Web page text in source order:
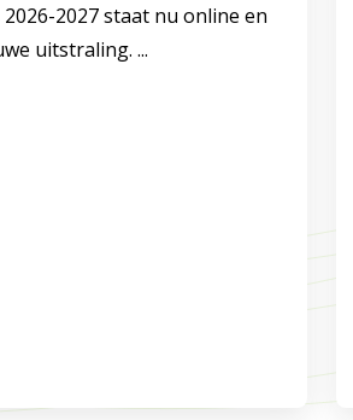
2027 staat nu online en
uitstraling. ...